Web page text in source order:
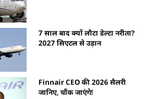
7 साल बाद क्यों लौटा डेल्टा नरीता?
2027 सिएटल से उड़ान
Finnair CEO की 2026 सैलरी
जानिए, चौंक जाएंगे!